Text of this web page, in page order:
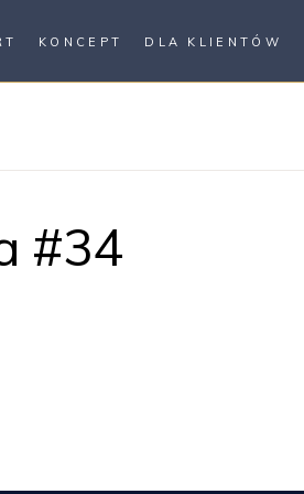
KONCEPT DLA KLIENTÓW
#34